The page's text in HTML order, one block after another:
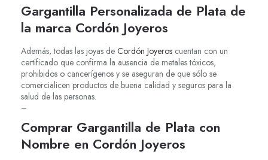
Gargantilla Personalizada de Plata de
la marca Cordón Joyeros
Además, todas las joyas de Cordón Joyeros cuentan con un
certificado que confirma la ausencia de metales tóxicos,
prohibidos o cancerígenos y se aseguran de que sólo se
comercialicen productos de buena calidad y seguros para la
salud de las personas.
–
Comprar Gargantilla de Plata con
Nombre en Cordón Joyeros